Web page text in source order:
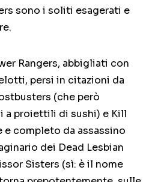
sono i soliti esagerati e
Rangers, abbigliati con
persi in citazioni da
(che però
a proiettili di sushi) e Kill
e completo da assassino
dei Dead Lesbian
Sisters (sì: è il nome